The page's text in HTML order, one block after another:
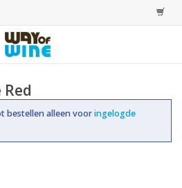
bestellen alleen vooringelogde